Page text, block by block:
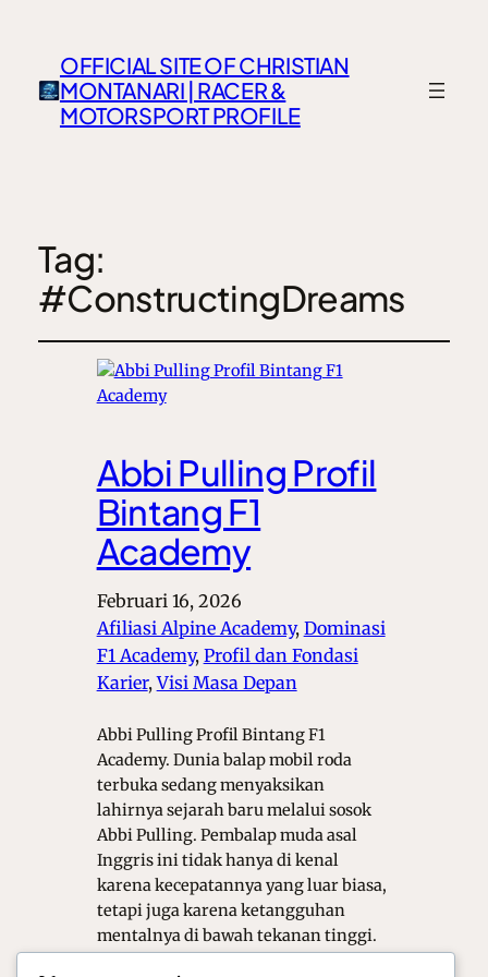
OFFICIAL SITE OF CHRISTIAN
MONTANARI | RACER &
MOTORSPORT PROFILE
Tag:
#ConstructingDreams
Abbi Pulling Profil
Bintang F1
Academy
Februari 16, 2026
Afiliasi Alpine Academy, Dominasi
F1 Academy, Profil dan Fondasi
Karier, Visi Masa Depan
Abbi Pulling Profil Bintang F1
Academy. Dunia balap mobil roda
terbuka sedang menyaksikan
lahirnya sejarah baru melalui sosok
Abbi Pulling. Pembalap muda asal
Inggris ini tidak hanya di kenal
karena kecepatannya yang luar biasa,
tetapi juga karena ketangguhan
mentalnya di bawah tekanan tinggi.